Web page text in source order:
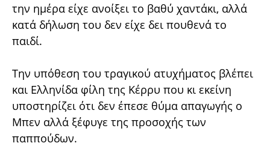
την ημέρα είχε ανοίξει το βαθύ χαντάκι, αλλά
κατά δήλωση του δεν είχε δει πουθενά το
παιδί.
Την υπόθεση του τραγικού ατυχήματος βλέπει
και Ελληνίδα φίλη της Κέρρυ που κι εκείνη
υποστηρίζει ότι δεν έπεσε θύμα απαγωγής ο
Μπεν αλλά ξέφυγε της προσοχής των
παππούδων.